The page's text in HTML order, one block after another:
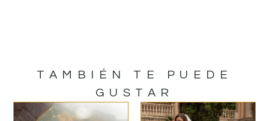
TAMBIÉN TE PUEDE
GUSTAR